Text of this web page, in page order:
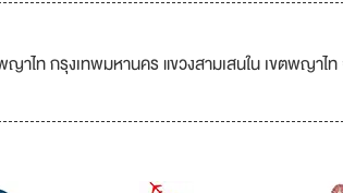
าไท กรุงเทพมหานคร แขวงสามเสนใน เขตพญาไ